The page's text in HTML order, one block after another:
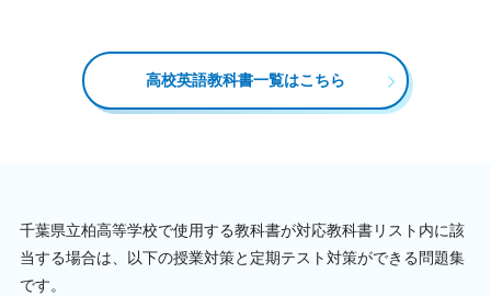
高校英語教科書一覧はこちら
千葉県立柏高等学校で使用する教科書が対応教科書リスト内に該
当する場合は、以下の授業対策と定期テスト対策ができる問題集
です。